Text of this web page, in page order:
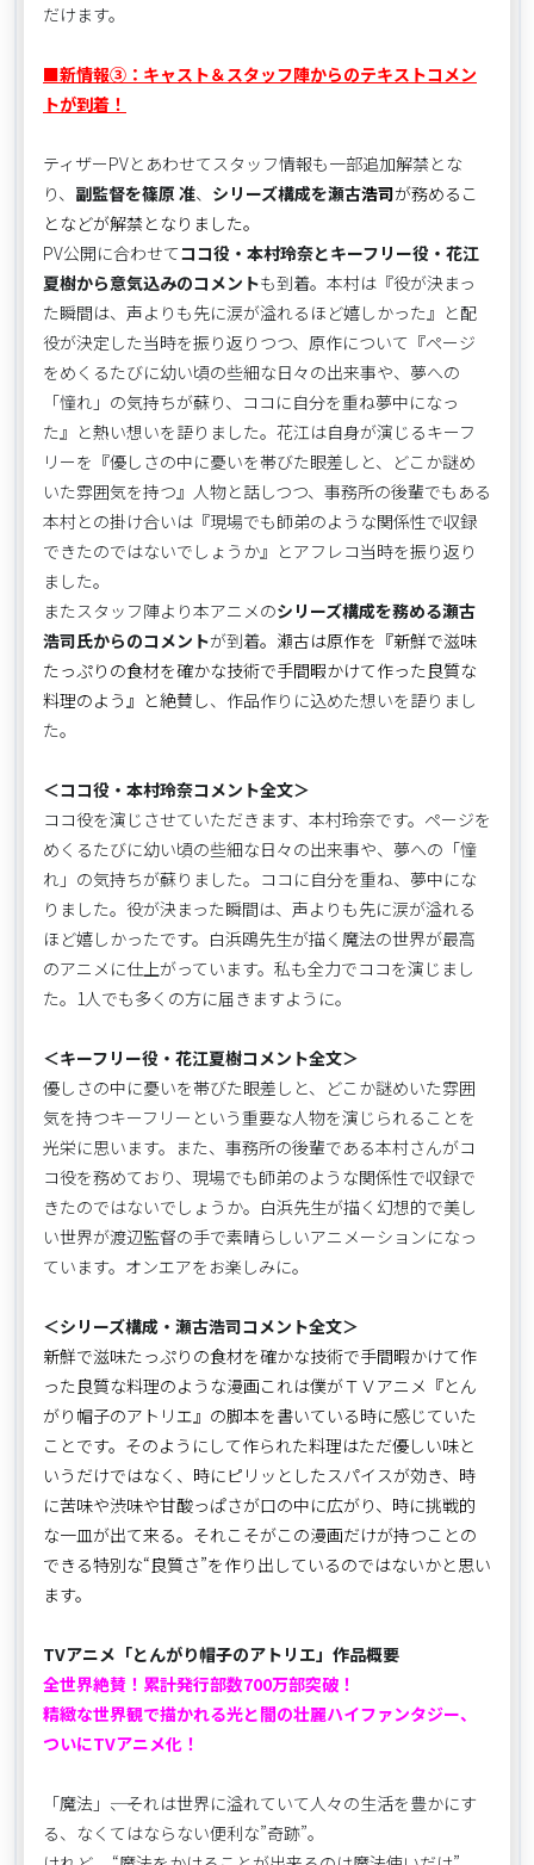
だけます。
■新情報③：キャスト＆スタッフ陣からのテキストコメン
トが到着！
ティザーPVとあわせてスタッフ情報も一部追加解禁とな
り、 副監督を篠原 准、 シリーズ構成を瀬古浩司が務めるこ
となどが解禁となりました。
PV公開に合わせてココ役・本村玲奈とキーフリー役・花江
夏樹から意気込みのコメントも到着。本村は『役が決まっ
た瞬間は、声よりも先に涙が溢れるほど嬉しかった』と配
役が決定した当時を振り返りつつ、原作について『ページ
をめくるたびに幼い頃の些細な日々の出来事や、夢への
「憧れ」の気持ちが蘇り、ココに自分を重ね夢中になっ
た』と熱い想いを語りました。花江は自身が演じるキーフ
リーを『優しさの中に憂いを帯びた眼差しと、どこか謎め
いた雰囲気を持つ』人物と話しつつ、事務所の後輩でもある
本村との掛け合いは『現場でも師弟のような関係性で収録
できたのではないでしょうか』とアフレコ当時を振り返り
ました。
またスタッフ陣より本アニメのシリーズ構成を務める瀬古
浩司氏からのコメントが到着。瀬古は原作を『新鮮で滋味
たっぷりの食材を確かな技術で手間暇かけて作った良質な
料理のよう』と絶賛し、作品作りに込めた想いを語りまし
た。
＜ココ役・本村玲奈コメント全文＞
ココ役を演じさせていただきます、本村玲奈です。ページを
めくるたびに幼い頃の些細な日々の出来事や、夢への「憧
れ」の気持ちが蘇りました。ココに自分を重ね、夢中にな
りました。役が決まった瞬間は、声よりも先に涙が溢れる
ほど嬉しかったです。白浜鴎先生が描く魔法の世界が最高
のアニメに仕上がっています。私も全力でココを演じまし
た。1人でも多くの方に届きますように。
＜キーフリー役・花江夏樹コメント全文＞
優しさの中に憂いを帯びた眼差しと、どこか謎めいた雰囲
気を持つキーフリーという重要な人物を演じられることを
光栄に思います。また、事務所の後輩である本村さんがコ
コ役を務めており、現場でも師弟のような関係性で収録で
きたのではないでしょうか。白浜先生が描く幻想的で美し
い世界が渡辺監督の手で素晴らしいアニメーションになっ
ています。オンエアをお楽しみに。
＜シリーズ構成・瀬古浩司コメント全文＞
新鮮で滋味たっぷりの食材を確かな技術で手間暇かけて作
った良質な料理のような漫画――これは僕がＴＶアニメ『とん
がり帽子のアトリエ』の脚本を書いている時に感じていた
ことです。そのようにして作られた料理はただ優しい味と
いうだけではなく、時にピリッとしたスパイスが効き、時
に苦味や渋味や甘酸っぱさが口の中に広がり、時に挑戦的
な一皿が出て来る。それこそがこの漫画だけが持つことの
できる特別な“良質さ”を作り出しているのではないかと思い
ます。
TVアニメ「とんがり帽子のアトリエ」作品概要
全世界絶賛！累計発行部数700万部突破！
精緻な世界観で描かれる光と闇の壮麗ハイファンタジー、
ついにTVアニメ化！
「魔法」――、それは世界に溢れていて人々の生活を豊かにす
る、なくてはならない便利な”奇跡”。